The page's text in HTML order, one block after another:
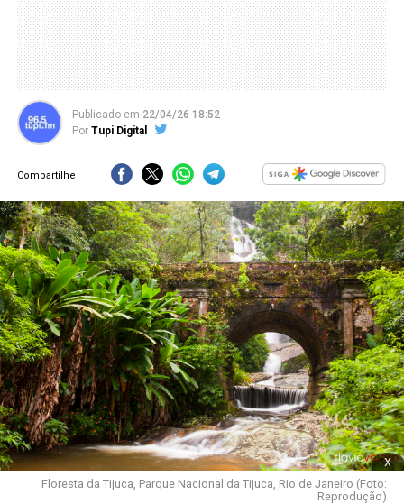
Publicado em 22/04/26 18:52
Por Tupi Digital
Compartilhe
x
Floresta da Tijuca, Parque Nacional da Tijuca, Rio de Janeiro (Foto:
Reprodução)